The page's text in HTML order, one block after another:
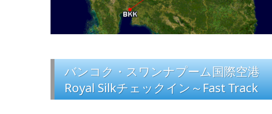
バンコク・スワンナプーム国際空港
Royal Silkチェックイン～Fast Track